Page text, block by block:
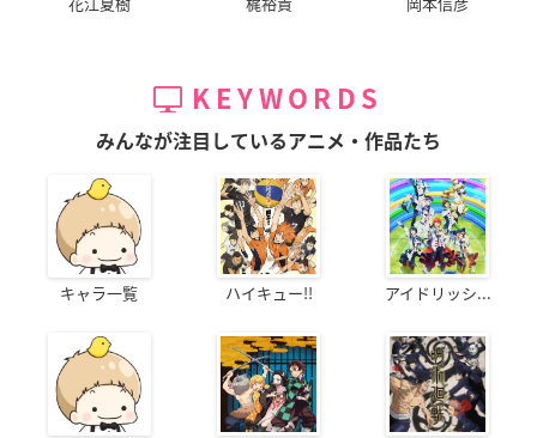
KEYWORDS
みんなが注目しているアニメ・作品たち
キャラ一覧 ハイキュー!! アイドリッシ...